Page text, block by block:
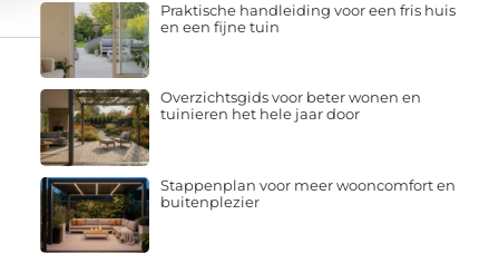
Praktische handleiding voor een fris huis
en een fijne tuin
Overzichtsgids voor beter wonen en
tuinieren het hele jaar door
Stappenplan voor meer wooncomfort en
buitenplezier